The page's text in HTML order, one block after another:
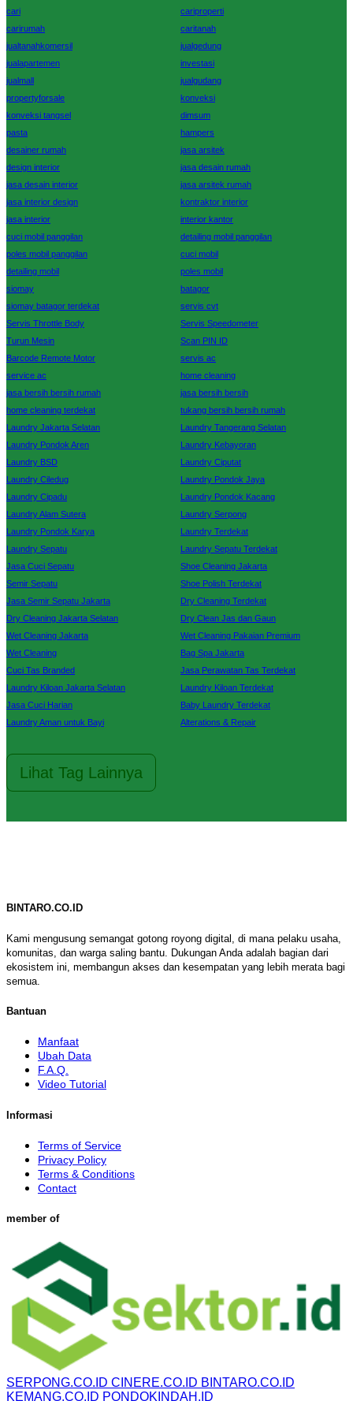
cari
cariproperti
carirumah
caritanah
jualtanahkomersil
jualgedung
jualapartemen
investasi
jualmall
jualgudang
propertyforsale
konveksi
konveksi tangsel
dimsum
pasta
hampers
desainer rumah
jasa arsitek
design interior
jasa desain rumah
jasa desain interior
jasa arsitek rumah
jasa interior design
kontraktor interior
jasa interior
interior kantor
cuci mobil panggilan
detailing mobil panggilan
poles mobil panggilan
cuci mobil
detailing mobil
poles mobil
siomay
batagor
siomay batagor terdekat
servis cvt
Servis Throttle Body
Servis Speedometer
Turun Mesin
Scan PIN ID
Barcode Remote Motor
servis ac
service ac
home cleaning
jasa bersih bersih rumah
jasa bersih bersih
home cleaning terdekat
tukang bersih bersih rumah
Laundry Jakarta Selatan
Laundry Tangerang Selatan
Laundry Pondok Aren
Laundry Kebayoran
Laundry BSD
Laundry Ciputat
Laundry Ciledug
Laundry Pondok Jaya
Laundry Cipadu
Laundry Pondok Kacang
Laundry Alam Sutera
Laundry Serpong
Laundry Pondok Karya
Laundry Terdekat
Laundry Sepatu
Laundry Sepatu Terdekat
Jasa Cuci Sepatu
Shoe Cleaning Jakarta
Semir Sepatu
Shoe Polish Terdekat
Jasa Semir Sepatu Jakarta
Dry Cleaning Terdekat
Dry Cleaning Jakarta Selatan
Dry Clean Jas dan Gaun
Wet Cleaning Jakarta
Wet Cleaning Pakaian Premium
Wet Cleaning
Bag Spa Jakarta
Cuci Tas Branded
Jasa Perawatan Tas Terdekat
Laundry Kiloan Jakarta Selatan
Laundry Kiloan Terdekat
Jasa Cuci Harian
Baby Laundry Terdekat
Laundry Aman untuk Bayi
Alterations & Repair
Lihat Tag Lainnya
BINTARO.CO.ID
Kami mengusung semangat gotong royong digital, di mana pelaku usaha,
komunitas, dan warga saling bantu. Dukungan Anda adalah bagian dari
ekosistem ini, membangun akses dan kesempatan yang lebih merata bagi
semua.
Bantuan
Manfaat
Ubah Data
F.A.Q.
Video Tutorial
Informasi
Terms of Service
Privacy Policy
Terms & Conditions
Contact
member of
SERPONG.CO.ID CINERE.CO.ID BINTARO.CO.ID
KEMANG.CO.ID PONDOKINDAH.ID